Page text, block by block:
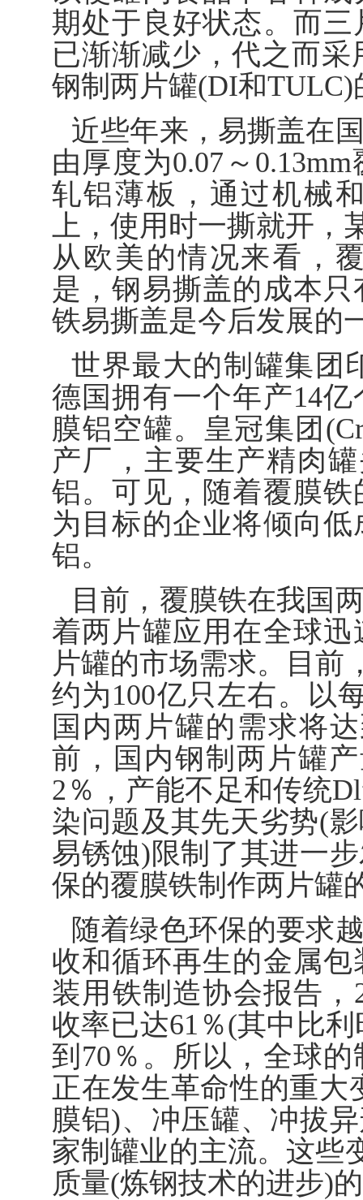
期处于良好状态。而
已渐渐减少，代之而
钢制两片罐(DI和
近些年来，易撕盖在
由厚度为0.07～
轧铝薄板，通过机械
上，使用时一撕就开，
从欧美的情况来看，
是，钢易撕盖的成本
铁易撕盖是今后发展的
世界最大的制罐集团
德国拥有一个年产14
膜铝空罐。皇冠集团
产厂，主要生产精肉
铝。可见，随着覆膜
为目标的企业将倾向
铝。
目前，覆膜铁在我国
着两片罐应用在全球
片罐的市场需求。目前
约为100亿只左右。以
国内两片罐的需求将
前，国内钢制两片罐
2％，产能不足和传统
染问题及其先天劣势(
易锈蚀)限制了其进一
保的覆膜铁制作两片罐
随着绿色环保的要求
收和循环再生的金属
装用铁制造协会报告，
收率已达61％(其中比
到70％。所以，全球
正在发生革命性的重大
膜铝)、冲压罐、冲拔
家制罐业的主流。这些
质量(炼钢技术的进步)